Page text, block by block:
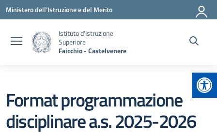
Vai ai contenuti
Vai al menu di navigazione
Vai al footer
Ministero dell'Istruzione e del Merito
Istituto d'Istruzione
Superiore
Faicchio - Castelvenere
Format programmazione
disciplinare a.s. 2025-2026